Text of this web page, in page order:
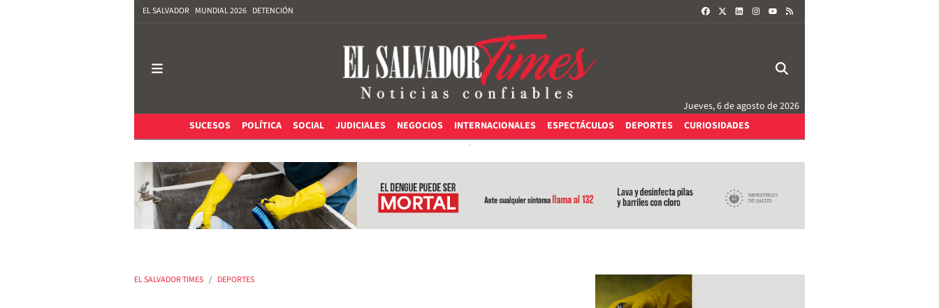
EL SALVADOR MUNDIAL 2026 DETENCIÓN FACEBOOKLINKEDININSTAGRAM
Jueves, 6 de agosto de 2026
SUCESOS
POLÍTICA SOCIAL JUDICIALES NEGOCIOS INTERNACIONALES ESPECTÁCULOS DEPORTES CURIOSIDADES
EL SALVADOR TIMES DEPORTES